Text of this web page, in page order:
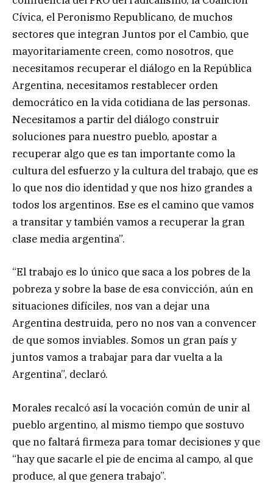
Cívica, el Peronismo Republicano, de muchos
sectores que integran Juntos por el Cambio, que
mayoritariamente creen, como nosotros, que
necesitamos recuperar el diálogo en la República
Argentina, necesitamos restablecer orden
democrático en la vida cotidiana de las personas.
Necesitamos a partir del diálogo construir
soluciones para nuestro pueblo, apostar a
recuperar algo que es tan importante como la
cultura del esfuerzo y la cultura del trabajo, que es
lo que nos dio identidad y que nos hizo grandes a
todos los argentinos. Ese es el camino que vamos
a transitar y también vamos a recuperar la gran
clase media argentina”.
“El trabajo es lo único que saca a los pobres de la
pobreza y sobre la base de esa convicción, aún en
situaciones difíciles, nos van a dejar una
Argentina destruida, pero no nos van a convencer
de que somos inviables. Somos un gran país y
juntos vamos a trabajar para dar vuelta a la
Argentina”, declaró.
Morales recalcó así la vocación común de unir al
pueblo argentino, al mismo tiempo que sostuvo
que no faltará firmeza para tomar decisiones y que
“hay que sacarle el pie de encima al campo, al que
produce, al que genera trabajo”.